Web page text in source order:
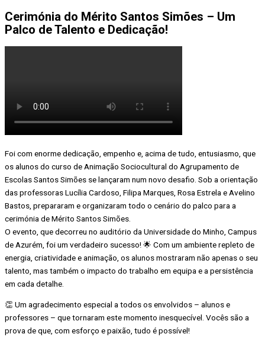
Cerimónia do Mérito Santos Simões – Um
Palco de Talento e Dedicação!
Foi com enorme dedicação, empenho e, acima de tudo, entusiasmo, que
os alunos do curso de Animação Sociocultural do Agrupamento de
Escolas Santos Simões se lançaram num novo desafio. Sob a orientação
das professoras Lucília Cardoso, Filipa Marques, Rosa Estrela e Avelino
Bastos, prepararam e organizaram todo o cenário do palco para a
cerimónia de Mérito Santos Simões.
O evento, que decorreu no auditório da Universidade do Minho, Campus
de Azurém, foi um verdadeiro sucesso! 🌟 Com um ambiente repleto de
energia, criatividade e animação, os alunos mostraram não apenas o seu
talento, mas também o impacto do trabalho em equipa e a persistência
em cada detalhe.
👏 Um agradecimento especial a todos os envolvidos – alunos e
professores – que tornaram este momento inesquecível. Vocês são a
prova de que, com esforço e paixão, tudo é possível!